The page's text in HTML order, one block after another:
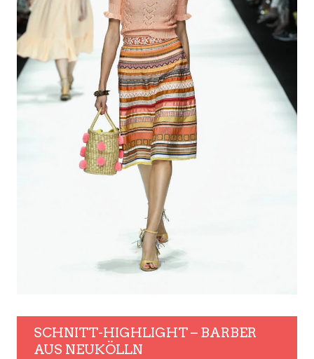
SCHNITT-HIGHLIGHT – BARBER
AUS NEUKÖLLN